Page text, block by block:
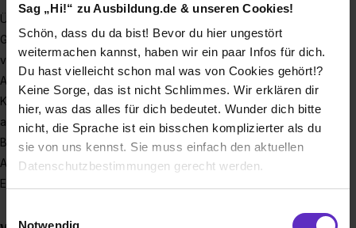
Sag „Hi!“ zu Ausbildung.de & unseren Cookies!
Schön, dass du da bist! Bevor du hier ungestört
weitermachen kannst, haben wir ein paar Infos für dich.
Du hast vielleicht schon mal was von Cookies gehört!?
Keine Sorge, das ist nicht Schlimmes. Wir erklären dir
hier, was das alles für dich bedeutet. Wunder dich bitte
nicht, die Sprache ist ein bisschen komplizierter als du
sie von uns kennst. Sie muss einfach den aktuellen
Datenschutzbestimmungen gerecht werden.
Notwendig
Über alle Ausbildungsberufe hinweg lässt sich sagen, dass
G.RAU-Ausbildungen sehr vielfältig sind und man wahnsinnig
viel mitnehmen kann. So durchläuft man viele verschiedene
Abteilungen, lernt viel Neues und viele Kolleginnen und
Kollegen kennen. Sowohl die Bandbreite an Produkten als
auch die Bandbreite an Technologien und verschiedenen
Bereichen ist groß. Das sorgt nicht nur für eine umfangreiche
Ausbildung, sondern auch für ganz viele potenzielle
Einstiegsmöglichkeiten nach der Ausbildung.